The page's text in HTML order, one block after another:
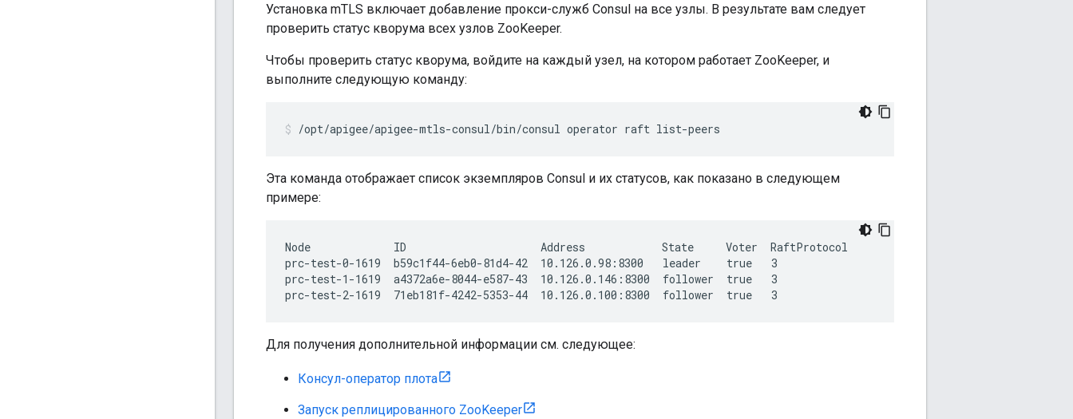
Установка mTLS включает добавление прокси-служб Consul на все узлы. В результате вам следует
проверить статус кворума всех узлов ZooKeeper.
Чтобы проверить статус кворума, войдите на каждый узел, на котором работает ZooKeeper, и
выполните следующую команду:
/opt/apigee/apigee-mtls-consul/bin/consul operator raft list-peers
Эта команда отображает список экземпляров Consul и их статусов, как показано в следующем
примере:
Node             ID                     Address            State     Voter  RaftProtocol
prc-test-0-1619  b59c1f44-6eb0-81d4-42  10.126.0.98:8300   leader    true   3
prc-test-1-1619  a4372a6e-8044-e587-43  10.126.0.146:8300  follower  true   3
prc-test-2-1619  71eb181f-4242-5353-44  10.126.0.100:8300  follower  true   3
Для получения дополнительной информации см. следующее:
Консул-оператор плота
Запуск реплицированного ZooKeeper